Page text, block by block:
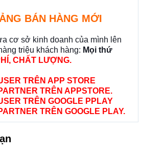
BÁN HÀNG MỚI
cơ sở kinh doanh của mình lên
triệu khách hàng: Mọi thứ
CHẤT LƯỢNG.
TRÊN APP STORE
TRÊN APPSTORE.
TRÊN GOOGLE PPLAY
TRÊN GOOGLE PLAY.